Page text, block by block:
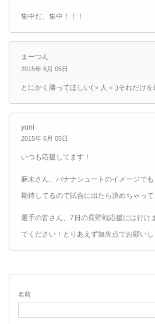
集中だ、集中！！！
まーつん
2015年 6月 05日
とにかく勝ってほしい(＞人＜;)それだけを
yuni
2015年 6月 05日
いつも応援してます！
麻未さん、バナナシュートのイメージで
期待してるので試合に出たら決めちゃって
選手の皆さん、7日の長野戦応援には行け
でください！とりあえず無失点でお願いし
名前